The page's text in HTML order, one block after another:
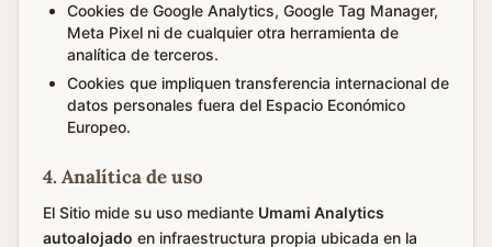
Cookies de Google Analytics, Google Tag Manager,
Meta Pixel ni de cualquier otra herramienta de
analítica de terceros.
Cookies que impliquen transferencia internacional de
datos personales fuera del Espacio Económico
Europeo.
4. Analítica de uso
El Sitio mide su uso mediante Umami Analytics
autoalojado en infraestructura propia ubicada en la